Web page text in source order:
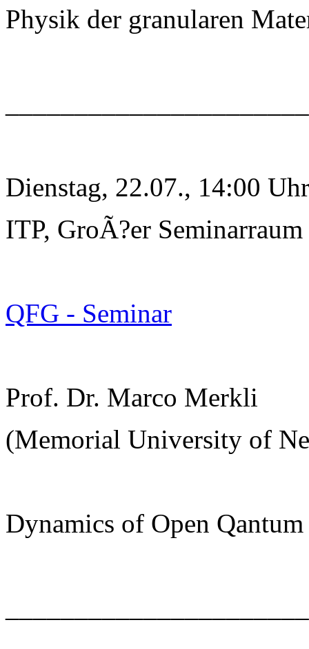
Physik der granularen
Dienstag, 22.07., 14:00 Uhr
ITP, GroÃ?er Seminarraum
QFG - Seminar
Prof. Dr. Marco Merkli
(Memorial University of
Dynamics of Open Qantum